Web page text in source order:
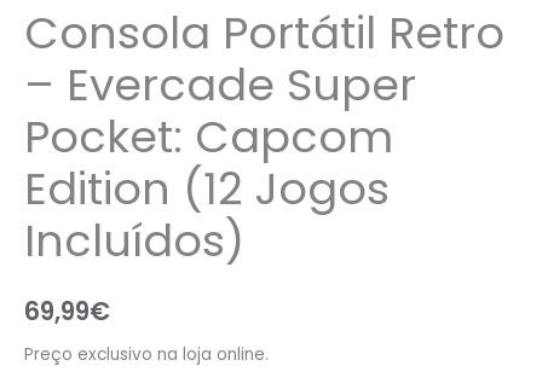
Consola Portátil Retro
– Evercade Super
Pocket: Capcom
Edition (12 Jogos
Incluídos)
69,99€
Preço exclusivo na loja online.